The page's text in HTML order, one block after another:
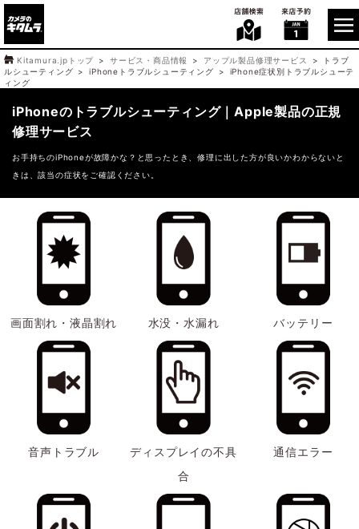
Kitamura.jpトップ サービス・商品情報 アップル製品修理サービス
トラブ
ルシューティング
iPhoneトラブルシューティング
iPhone症状別トラブルシューテ
ィング
iPhoneのトラブルシューティング｜Apple製品の正規
修理サービス
お手持ちのiPhoneが故障かな？と思ったとき、修理に出した方が良いかわからないと
きは、該当の症状をご確認ください。
画面割れ・液晶割れ 水没・水漏れ バッテリー
音声トラブル
ディスプレイの不具
合
通信エラー